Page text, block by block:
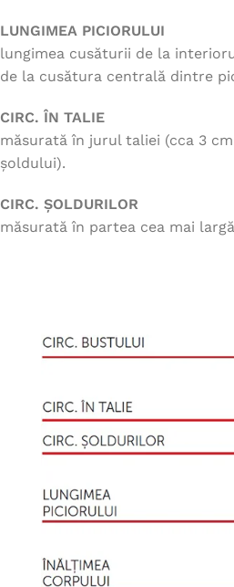
LUNGIMEA PICIORULUI
lungimea cusăturii de la
de la cusătura centrală dintre
CIRC. ÎN TALIE
măsurată în jurul taliei (cca 3
șoldului).
CIRC. ȘOLDURILOR
măsurată în partea cea mai